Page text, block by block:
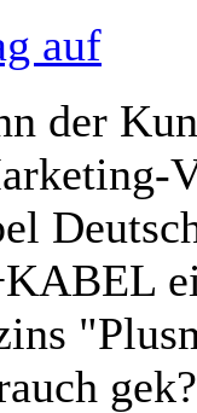
auf
der